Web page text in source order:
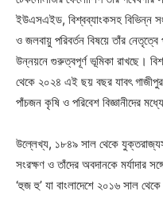
ইউএসএইড, বিশ্বব্যাংকসহ বিভিন্ন
ও জলবায়ু পরিবর্তন বিষয়ে তাঁর
উন্নয়নে গুরুত্বপূর্ণ ভূমিকা রাখছে।
থেকে ২০২৪ এই ছয় বছর যাবৎ গাজীপুর
পাঁচজন কৃষি ও পরিবেশ বিজ্ঞানীদের
উল্লেখ্য, ১৮৪৯ সাল থেকে
সংরক্ষণ ও তাঁদের অবদানকে মর্যাদার
‘হুজ হু’ যা বাংলাদেশে ২০১৬ সাল